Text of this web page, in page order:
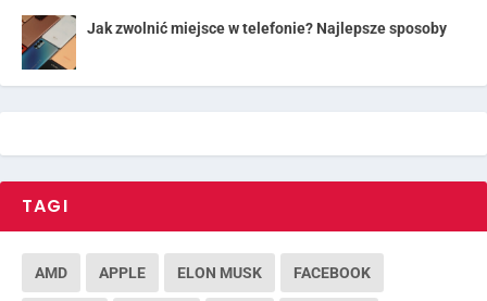
Jak zwolnić miejsce w telefonie? Najlepsze sposoby
TAGI
AMD APPLE ELON MUSK FACEBOOK